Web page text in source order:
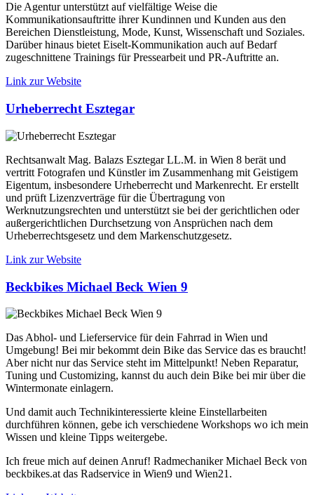
Die Agentur unterstützt auf vielfältige Weise die
Kommunikationsauftritte ihrer Kundinnen und Kunden aus den
Bereichen Dienstleistung, Mode, Kunst, Wissenschaft und Soziales.
Darüber hinaus bietet Eiselt-Kommunikation auch auf Bedarf
zugeschnittene Trainings für Pressearbeit und PR-Auftritte an.
Link zur Website
Urheberrecht Esztegar
Rechtsanwalt Mag. Balazs Esztegar LL.M. in Wien 8 berät und
vertritt Fotografen und Künstler im Zusammenhang mit Geistigem
Eigentum, insbesondere Urheberrecht und Markenrecht. Er erstellt
und prüft Lizenzverträge für die Übertragung von
Werknutzungsrechten und unterstützt sie bei der gerichtlichen oder
außergerichtlichen Durchsetzung von Ansprüchen nach dem
Urheberrechtsgesetz und dem Markenschutzgesetz.
Link zur Website
Beckbikes Michael Beck Wien 9
Das Abhol- und Lieferservice für dein Fahrrad in Wien und
Umgebung! Bei mir bekommt dein Bike das Service das es braucht!
Aber nicht nur das Service steht im Mittelpunkt! Neben Reparatur,
Tuning und Customizing, kannst du auch dein Bike bei mir über die
Wintermonate einlagern.
Und damit auch Technikinteressierte kleine Einstellarbeiten
durchführen können, gebe ich verschiedene Workshops wo ich mein
Wissen und kleine Tipps weitergebe.
Ich freue mich auf deinen Anruf! Radmechaniker Michael Beck von
beckbikes.at das Radservice in Wien9 und Wien21.